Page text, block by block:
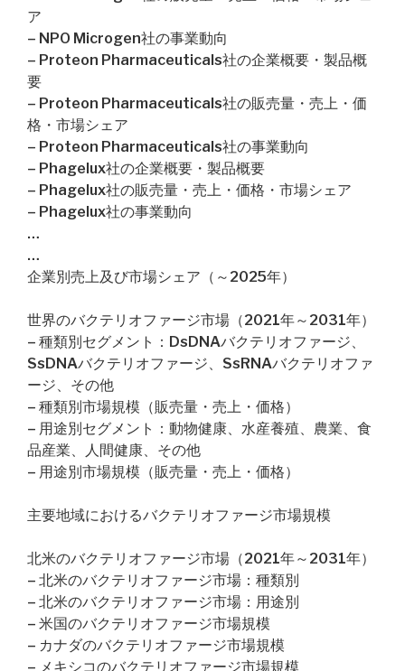
ア
– NPO Microgen社の事業動向
– Proteon Pharmaceuticals社の企業概要・製品概
要
– Proteon Pharmaceuticals社の販売量・売上・価
格・市場シェア
– Proteon Pharmaceuticals社の事業動向
– Phagelux社の企業概要・製品概要
– Phagelux社の販売量・売上・価格・市場シェア
– Phagelux社の事業動向
…
…
企業別売上及び市場シェア（～2025年）
世界のバクテリオファージ市場（2021年～2031年）
– 種類別セグメント：DsDNAバクテリオファージ、
SsDNAバクテリオファージ、SsRNAバクテリオファ
ージ、その他
– 種類別市場規模（販売量・売上・価格）
– 用途別セグメント：動物健康、水産養殖、農業、食
品産業、人間健康、その他
– 用途別市場規模（販売量・売上・価格）
主要地域におけるバクテリオファージ市場規模
北米のバクテリオファージ市場（2021年～2031年）
– 北米のバクテリオファージ市場：種類別
– 北米のバクテリオファージ市場：用途別
– 米国のバクテリオファージ市場規模
– カナダのバクテリオファージ市場規模
– メキシコのバクテリオファージ市場規模